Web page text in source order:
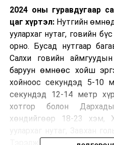
2024 оны гуравдугаар
цаг хүртэл:Нутгийн
уулархаг нутаг, говийн
орно. Бусад нутгаар
Салхи говийн
баруун өмнөөс хойш
хойноос секундэд 5-10
секундэд 12-14 метр
хотгор болон
хөндийгөөр 18-23 хэм,
Тэрэлж голын